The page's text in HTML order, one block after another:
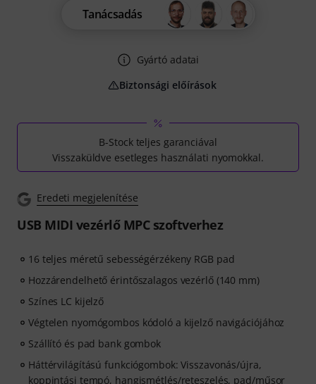
B-Stock teljes garanciával
Visszaküldve esetleges használati nyomokkal.
Eredeti megjelenítése
USB MIDI vezérlő MPC szoftverhez
16 teljes méretű sebességérzékeny RGB pad
Hozzárendelhető érintőszalagos vezérlő (140 mm)
Színes LC kijelző
Végtelen nyomógombos kódoló a kijelző navigációjához
Szállító és pad bank gombok
Háttérvilágítású funkciógombok: Visszavonás/újra,
koppintási tempó, hangismétlés/reteszelés, pad/műsor
Tanácsadás
Gyártó adatai
Biztonsági előírások